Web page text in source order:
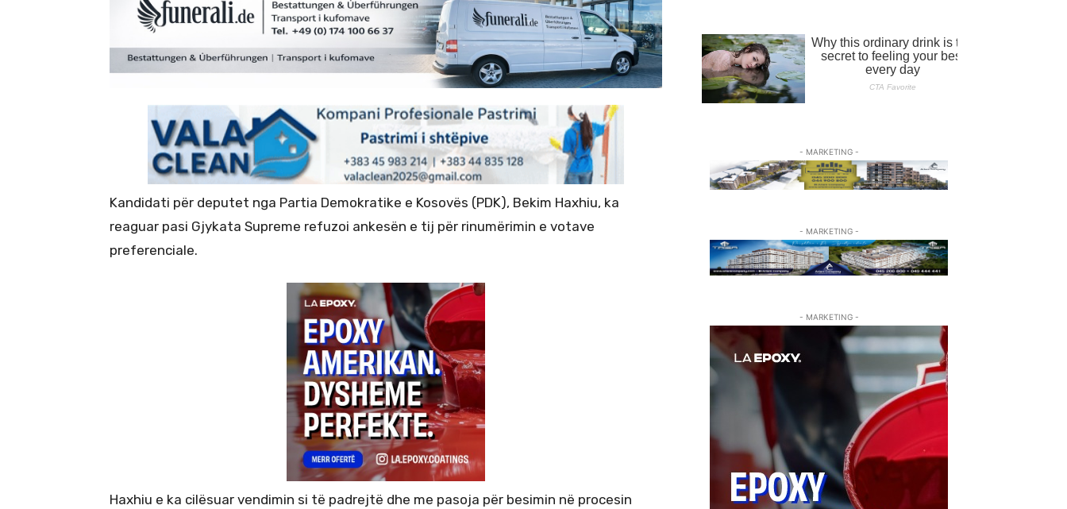
Kandidati për deputet nga Partia Demokratike e Kosovës (PDK), Bekim Haxhiu, ka
reaguar pasi Gjykata Supreme refuzoi ankesën e tij për rinumërimin e votave
preferenciale.
Haxhiu e ka cilësuar vendimin si të padrejtë dhe me pasoja për besimin në procesin
- MARKETING -
- MARKETING -
- MARKETING -